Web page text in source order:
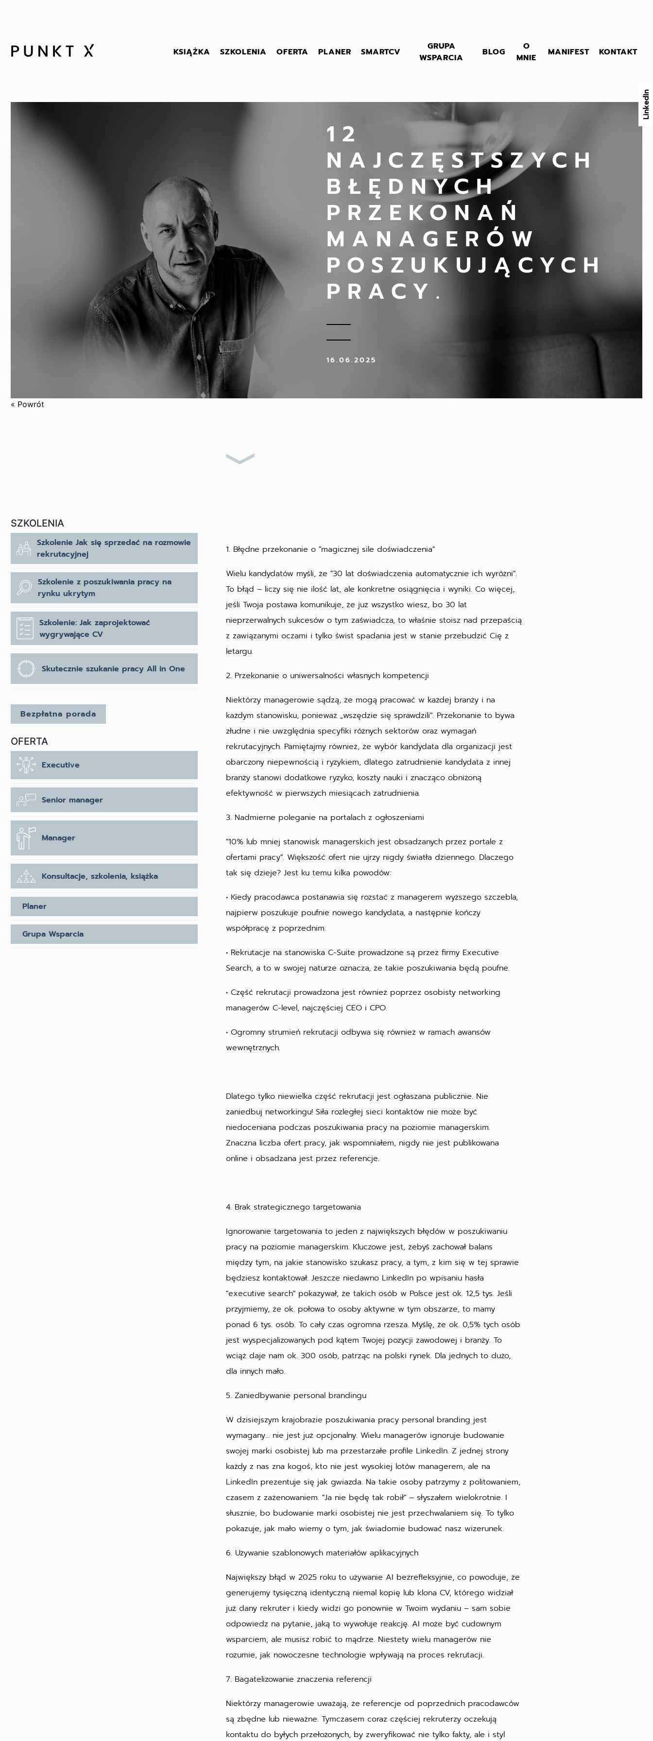
KSIĄŻKA SZKOLENIA OFERTA PLANER SMARTCV
GRUPA
WSPARCIA
BLOG
O
MNIE
MANIFEST KONTAKT
LinkedIn
12
NAJCZĘSTSZYCH
BŁĘDNYCH
PRZEKONAŃ
MANAGERÓW
POSZUKUJĄCYCH
PRACY.
16.06.2025
« Powrót
SZKOLENIA
Szkolenie Jak się sprzedać na rozmowie
rekrutacyjnej
Szkolenie z poszukiwania pracy na
rynku ukrytym
Szkolenie: Jak zaprojektować
wygrywające CV
Skutecznie szukanie pracy All in One
Bezpłatna porada
OFERTA
Executive
Senior manager
Manager
Konsultacje, szkolenia, książka
Planer
Grupa Wsparcia
1. Błędne przekonanie o "magicznej sile doświadczenia"
Wielu kandydatów myśli, że "30 lat doświadczenia automatycznie ich wyróżni".
To błąd – liczy się nie ilość lat, ale konkretne osiągnięcia i wyniki. Co więcej,
jeśli Twoja postawa komunikuje, że już wszystko wiesz, bo 30 lat
nieprzerwalnych sukcesów o tym zaświadcza, to właśnie stoisz nad przepaścią
z zawiązanymi oczami i tylko świst spadania jest w stanie przebudzić Cię z
letargu.
2. Przekonanie o uniwersalności własnych kompetencji
Niektórzy managerowie sądzą, że mogą pracować w każdej branży i na
każdym stanowisku, ponieważ „wszędzie się sprawdzili". Przekonanie to bywa
złudne i nie uwzględnia specyfiki różnych sektorów oraz wymagań
rekrutacyjnych. Pamiętajmy również, że wybór kandydata dla organizacji jest
obarczony niepewnością i ryzykiem, dlatego zatrudnienie kandydata z innej
branży stanowi dodatkowe ryzyko, koszty nauki i znacząco obniżoną
efektywność w pierwszych miesiącach zatrudnienia.
3. Nadmierne poleganie na portalach z ogłoszeniami
"10% lub mniej stanowisk managerskich jest obsadzanych przez portale z
ofertami pracy". Większość ofert nie ujrzy nigdy światła dziennego. Dlaczego
tak się dzieje? Jest ku temu kilka powodów:
• Kiedy pracodawca postanawia się rozstać z managerem wyższego szczebla,
najpierw poszukuje poufnie nowego kandydata, a następnie kończy
współpracę z poprzednim.
• Rekrutacje na stanowiska C-Suite prowadzone są przez firmy Executive
Search, a to w swojej naturze oznacza, że takie poszukiwania będą poufne.
• Część rekrutacji prowadzona jest również poprzez osobisty networking
managerów C-level, najczęściej CEO i CPO.
• Ogromny strumień rekrutacji odbywa się również w ramach awansów
wewnętrznych.
Dlatego tylko niewielka część rekrutacji jest ogłaszana publicznie. Nie
zaniedbuj networkingu! Siła rozległej sieci kontaktów nie może być
niedoceniana podczas poszukiwania pracy na poziomie managerskim.
Znaczna liczba ofert pracy, jak wspomniałem, nigdy nie jest publikowana
online i obsadzana jest przez referencje.
4. Brak strategicznego targetowania
Ignorowanie targetowania to jeden z największych błędów w poszukiwaniu
pracy na poziomie managerskim. Kluczowe jest, żebyś zachował balans
między tym, na jakie stanowisko szukasz pracy, a tym, z kim się w tej sprawie
będziesz kontaktował. Jeszcze niedawno LinkedIn po wpisaniu hasła
"executive search" pokazywał, że takich osób w Polsce jest ok. 12,5 tys. Jeśli
przyjmiemy, że ok. połowa to osoby aktywne w tym obszarze, to mamy
ponad 6 tys. osób. To cały czas ogromna rzesza. Myślę, że ok. 0,5% tych osób
jest wyspecjalizowanych pod kątem Twojej pozycji zawodowej i branży. To
wciąż daje nam ok. 300 osób, patrząc na polski rynek. Dla jednych to dużo,
dla innych mało.
5. Zaniedbywanie personal brandingu
W dzisiejszym krajobrazie poszukiwania pracy personal branding jest
wymagany... nie jest już opcjonalny. Wielu managerów ignoruje budowanie
swojej marki osobistej lub ma przestarzałe profile LinkedIn. Z jednej strony
każdy z nas zna kogoś, kto nie jest wysokiej lotów managerem, ale na
LinkedIn prezentuje się jak gwiazda. Na takie osoby patrzymy z politowaniem,
czasem z zażenowaniem. "Ja nie będę tak robił" – słyszałem wielokrotnie. I
słusznie, bo budowanie marki osobistej nie jest przechwalaniem się. To tylko
pokazuje, jak mało wiemy o tym, jak świadomie budować nasz wizerunek.
6. Używanie szablonowych materiałów aplikacyjnych
Największy błąd w 2025 roku to używanie AI bezrefleksyjnie, co powoduje, że
generujemy tysięczną identyczną niemal kopię lub klona CV, którego widział
już dany rekruter i kiedy widzi go ponownie w Twoim wydaniu – sam sobie
odpowiedz na pytanie, jaką to wywołuje reakcję. AI może być cudownym
wsparciem, ale musisz robić to mądrze. Niestety wielu managerów nie
rozumie, jak nowoczesne technologie wpływają na proces rekrutacji.
7. Bagatelizowanie znaczenia referencji
Niektórzy managerowie uważają, że referencje od poprzednich pracodawców
są zbędne lub nieważne. Tymczasem coraz częściej rekruterzy oczekują
kontaktu do byłych przełożonych, by zweryfikować nie tylko fakty, ale i styl